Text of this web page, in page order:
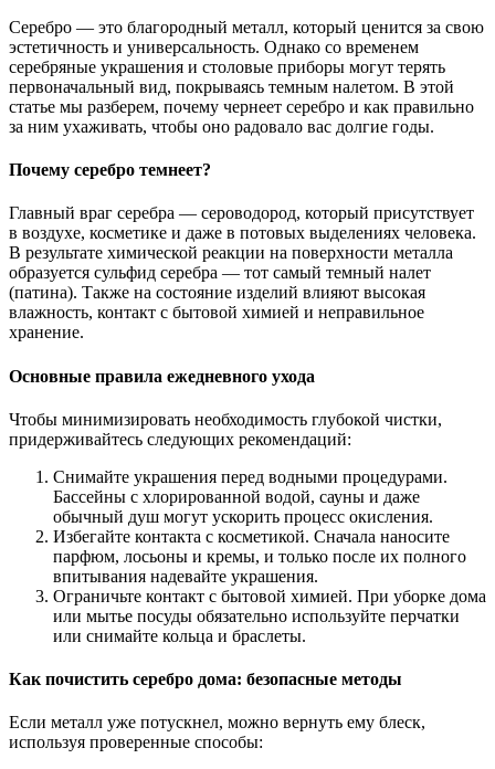
Серебро — это благородный металл, который ценится за свою
эстетичность и универсальность. Однако со временем
серебряные украшения и столовые приборы могут терять
первоначальный вид, покрываясь темным налетом. В этой
статье мы разберем, почему чернеет серебро и как правильно
за ним ухаживать, чтобы оно радовало вас долгие годы.
Почему серебро темнеет?
Главный враг серебра — сероводород, который присутствует
в воздухе, косметике и даже в потовых выделениях человека.
В результате химической реакции на поверхности металла
образуется сульфид серебра — тот самый темный налет
(патина). Также на состояние изделий влияют высокая
влажность, контакт с бытовой химией и неправильное
хранение.
Основные правила ежедневного ухода
Чтобы минимизировать необходимость глубокой чистки,
придерживайтесь следующих рекомендаций:
Снимайте украшения перед водными процедурами.
Бассейны с хлорированной водой, сауны и даже
обычный душ могут ускорить процесс окисления.
Избегайте контакта с косметикой. Сначала наносите
парфюм, лосьоны и кремы, и только после их полного
впитывания надевайте украшения.
Ограничьте контакт с бытовой химией. При уборке дома
или мытье посуды обязательно используйте перчатки
или снимайте кольца и браслеты.
Как почистить серебро дома: безопасные методы
Если металл уже потускнел, можно вернуть ему блеск,
используя проверенные способы: